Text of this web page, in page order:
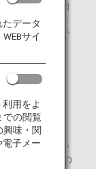
含まず、手荷物
によって生じ
ては、ANAで
ださい。
になる
等は含まない
なお、内容物の
データ
サイ
用をよ
での閲覧
興味・関
電子メー